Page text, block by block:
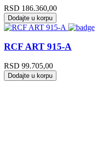
RSD 186.360,00
Dodajte u korpu
RCF ART 915-A
RSD 99.705,00
Dodajte u korpu